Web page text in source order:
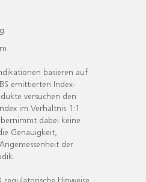
basieren auf
emittierten Index-
versuchen den
im Verhältnis 1:1
dabei keine
Genauigkeit,
der